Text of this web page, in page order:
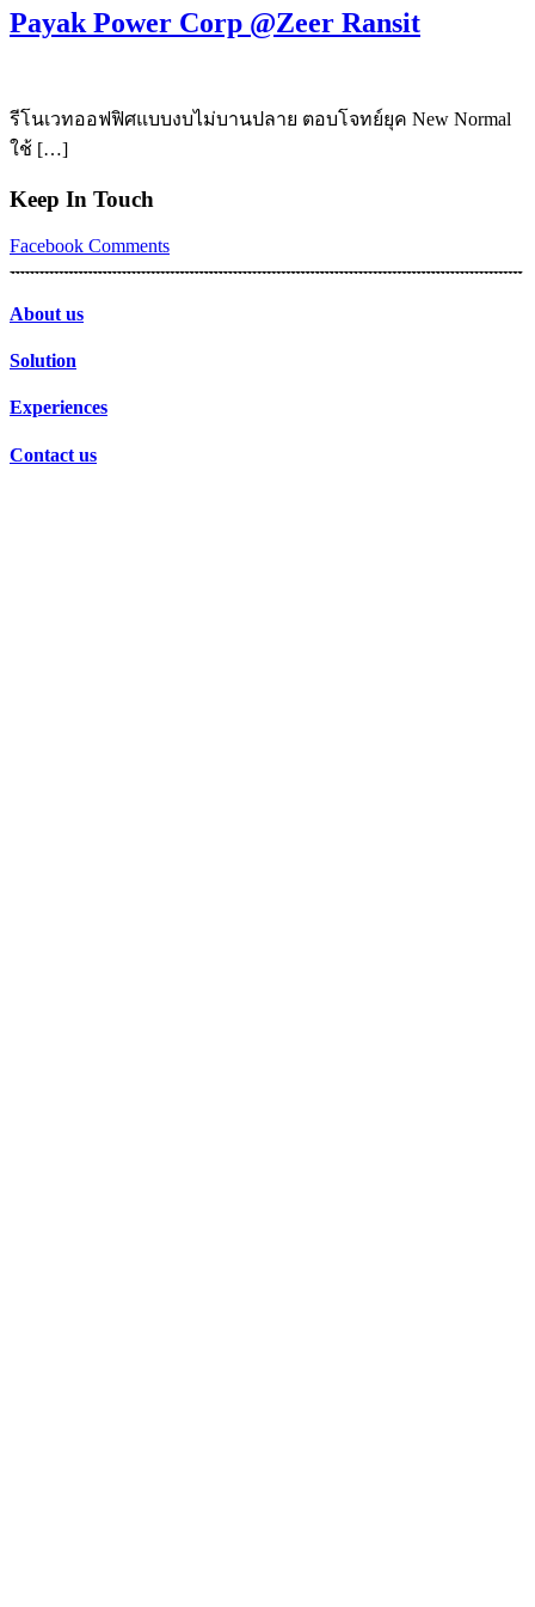
Payak Power Corp @Zeer Ransit
รีโนเวทออฟฟิศแบบงบไม่บานปลาย ตอบโจทย์ยุค New Normal
ใช้ […]
Keep In Touch
Facebook Comments
About us
Solution
Experiences
Contact us